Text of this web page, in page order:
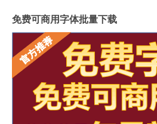
免费可商用字体批量下载